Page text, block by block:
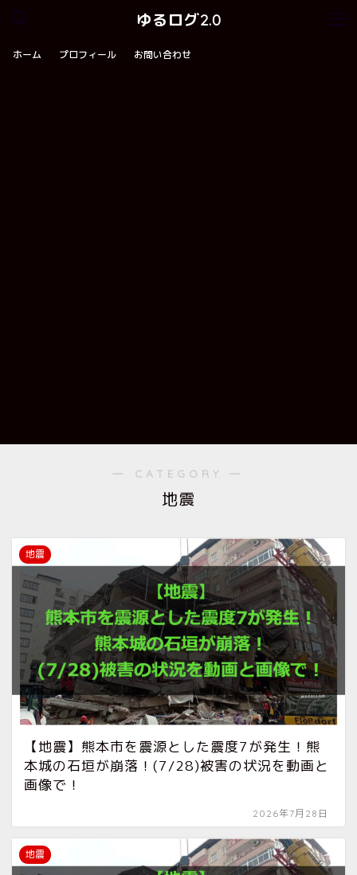
ゆるログ2.0
ホーム プロフィール お問い合わせ
― CATEGORY ―
地震
地震
【地震】熊本市を震源とした震度7が発生！熊
本城の石垣が崩落！(7/28)被害の状況を動画と
画像で！
2026年7月28日
地震